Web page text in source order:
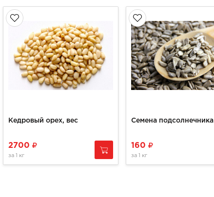
Кедровый орех, вес
2700
за 1 кг
Семена подсолнечника
160
за 1 кг